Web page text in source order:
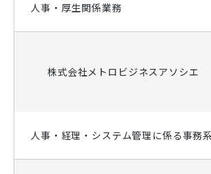
人事・厚生関係業務
株式会社メトロビジネスアソシエ
人事・経理・システム管理に係る事務